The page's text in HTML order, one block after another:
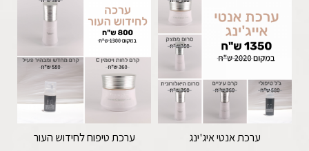
ערכת אנטי איג'ינג ערכת טיפוח לחידוש העור